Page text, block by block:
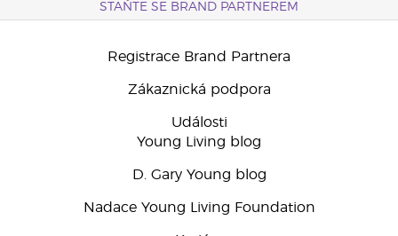
STAŇTE SE BRAND PARTNEREM
Registrace Brand Partnera
Zákaznická podpora
Události
Young Living blog
D. Gary Young blog
Nadace Young Living Foundation